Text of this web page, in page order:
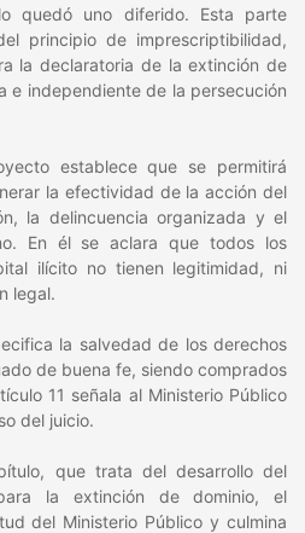
quedó uno diferido. Esta parte
principio de imprescriptibilidad,
la declaratoria de la extinción de
e independiente de la persecución
establece que se permitirá
la efectividad de la acción del
la delincuencia organizada y el
En él se aclara que todos los
ilícito no tienen legitimidad, ni
legal.
la salvedad de los derechos
de buena fe, siendo comprados
11 señala al Ministerio Público
del juicio.
que trata del desarrollo del
la extinción de dominio, el
del Ministerio Público y culmina